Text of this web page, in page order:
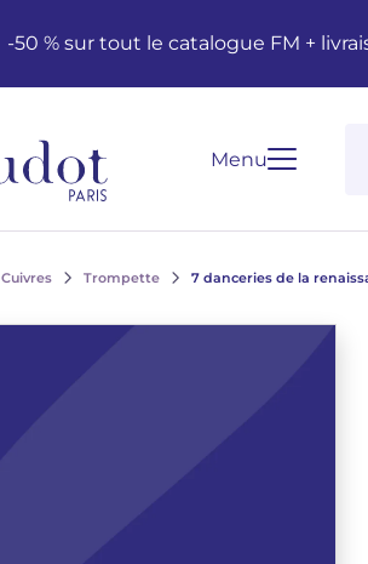
-50 % sur tout le catalogue FM +
Menu
Cuivres Trompette 7 danceries de la